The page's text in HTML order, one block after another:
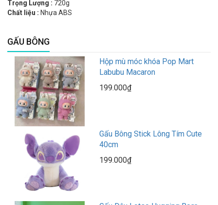
Trọng Lượng : 720g
Chất liệu : Nhựa ABS
GẤU BÔNG
Hộp mù móc khóa Pop Mart
Labubu Macaron
199.000₫
Gấu Bông Stick Lông Tím Cute
40cm
199.000₫